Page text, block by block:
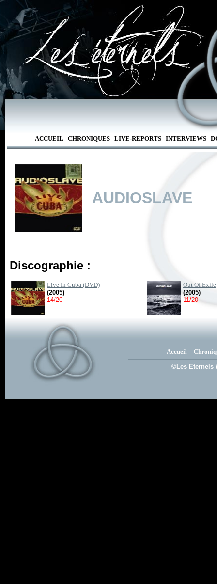
ACCUEIL CHRONIQUES LIVE-REPORTS INTERVIEWS
AUDIOSLAVE
Discographie :
Live In Cuba (DVD)
(2005)
14/20
Out Of Exile
(2005)
11/20
Accueil
©Les Eternels